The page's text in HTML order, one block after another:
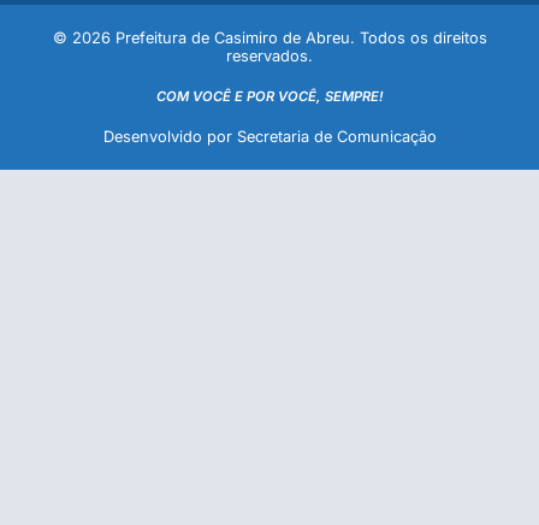
© 2026 Prefeitura de Casimiro de Abreu. Todos os direitos
reservados.
COM VOCÊ E POR VOCÊ, SEMPRE!
Desenvolvido por Secretaria de Comunicação